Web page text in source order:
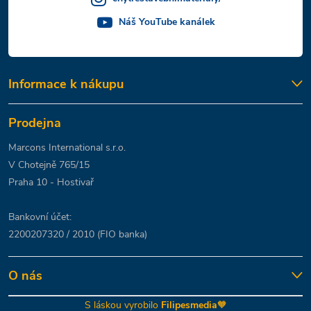
Náš YouTube kanálek
Informace k nákupu
Prodejna
Marcons International s.r.o.
V Chotejně 765/15
Praha 10 - Hostivař
Bankovní účet:
2200207320 / 2010 (FIO banka)
O nás
S láskou vyrobilo Filipesmedia🧡